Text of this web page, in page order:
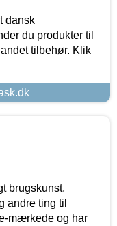
dansk
du produkter til
tilbehør. Klik
brugskunst,
andre ting til
mærkede og har